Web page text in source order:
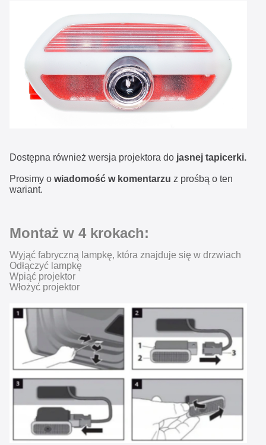
Dostępna również wersja projektora do jasnej tapicerki.
Prosimy o wiadomość w komentarzu z prośbą o ten
wariant.
Montaż w 4 krokach:
Wyjąć fabryczną lampkę, która znajduje się w drzwiach
Odłączyć lampkę
Wpiąć projektor
Włożyć projektor